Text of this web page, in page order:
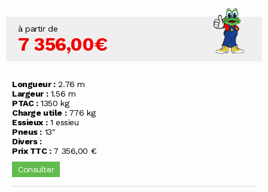
à partir de
7 356,00€
Longueur :2.76 m
Largeur :1.56 m
PTAC :1350 kg
Charge utile :776 kg
Essieux :1 essieu
Pneus : 13"
Divers :
Prix TTC :7 356,00 €
Consulter